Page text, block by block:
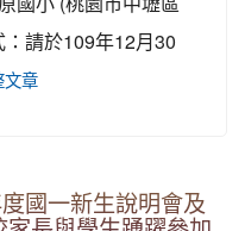
請於109年12月30
文章
國一新生說明會及